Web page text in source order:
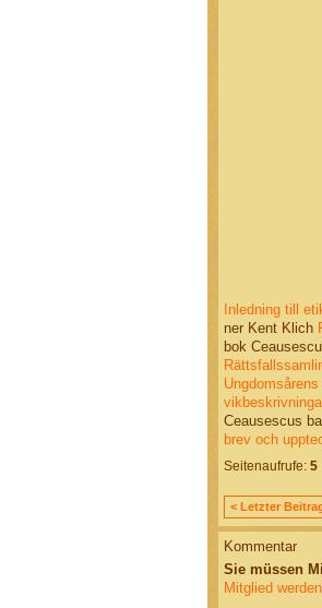
Inledning till
ner Kent Klich
bok
Ceausescus
brev och
Seitenaufrufe: 5
< Letzter
Kommentar
Sie müssen
Mitglied